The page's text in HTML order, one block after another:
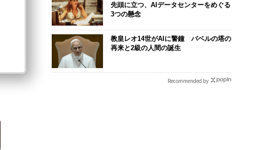
先頭に立つ、AIデータセンターをめぐる
3つの懸念
教皇レオ14世がAIに警鐘 バベルの塔の
再来と2級の人間の誕生
Recommended by